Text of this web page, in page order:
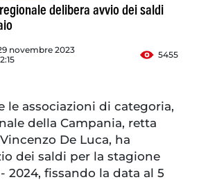
delibera avvio dei saldi
novembre 2023
5455
le associazioni di categoria,
della Campania, retta
De Luca, ha
dei saldi per la stagione
2024, fissando la data al 5